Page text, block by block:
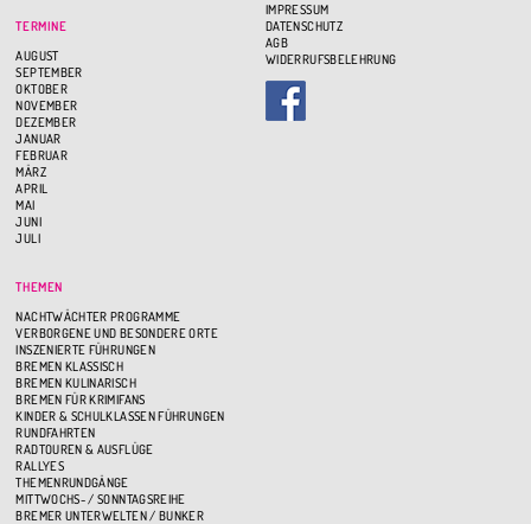
TERMINE
AUGUST
SEPTEMBER
OKTOBER
NOVEMBER
DEZEMBER
JANUAR
FEBRUAR
MÄRZ
APRIL
MAI
JUNI
JULI
THEMEN
NACHTWÄCHTER PROGRAMME
VERBORGENE UND BESONDERE ORTE
INSZENIERTE FÜHRUNGEN
BREMEN KLASSISCH
BREMEN KULINARISCH
BREMEN FÜR KRIMIFANS
KINDER & SCHULKLASSEN FÜHRUNGEN
RUNDFAHRTEN
RADTOUREN & AUSFLÜGE
RALLYES
THEMENRUNDGÄNGE
MITTWOCHS- / SONNTAGSREIHE
BREMER UNTERWELTEN / BUNKER
IMPRESSUM
DATENSCHUTZ
AGB
WIDERRUFSBELEHRUNG